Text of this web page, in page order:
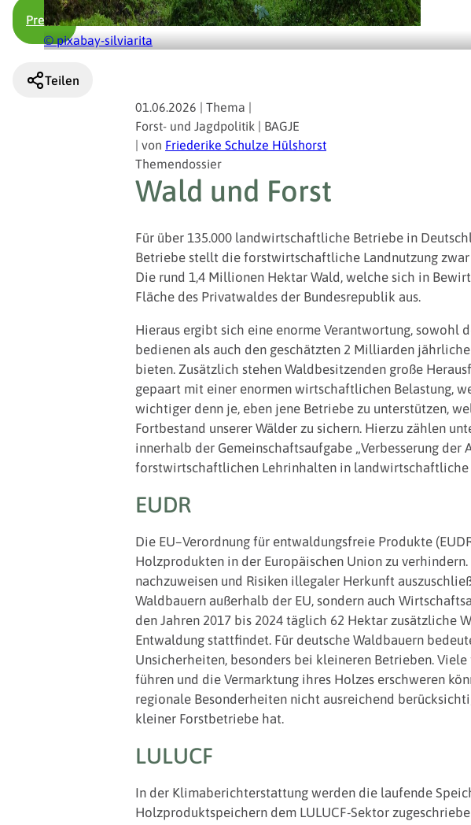
Presse
© pixabay-silviarita
Teilen
01.06.2026 | Thema |
Forst- und Jagdpolitik | BAGJE
| von Friederike Schulze Hülshorst
Themendossier
Wald und Forst
Für über 135.000 landwirtschaftliche Betriebe in
Betriebe stellt die forstwirtschaftliche Landnutzung
Die rund 1,4 Millionen Hektar Wald, welche sich in
Fläche des Privatwaldes der Bundesrepublik aus.
Hieraus ergibt sich eine enorme Verantwortung, sowohl
bedienen als auch den geschätzten 2 Milliarden
bieten. Zusätzlich stehen Waldbesitzenden große
gepaart mit einer enormen wirtschaftlichen Belastung,
wichtiger denn je, eben jene Betriebe zu unterstützen,
Fortbestand unserer Wälder zu sichern. Hierzu zählen
innerhalb der Gemeinschaftsaufgabe „Verbesserung der
forstwirtschaftlichen Lehrinhalten in landwirtschaftliche
EUDR
Die EU–Verordnung für entwaldungsfreie Produkte
Holzprodukten in der Europäischen Union zu
nachzuweisen und Risiken illegaler Herkunft
Waldbauern außerhalb der EU, sondern auch
den Jahren 2017 bis 2024 täglich 62 Hektar zusätzliche
Entwaldung stattfindet. Für deutsche Waldbauern
Unsicherheiten, besonders bei kleineren Betrieben.
führen und die Vermarktung ihres Holzes erschweren
regionale Besonderheiten nicht ausreichend
kleiner Forstbetriebe hat.
LULUCF
In der Klimaberichterstattung werden die laufende
Holzproduktspeichern dem LULUCF-Sektor